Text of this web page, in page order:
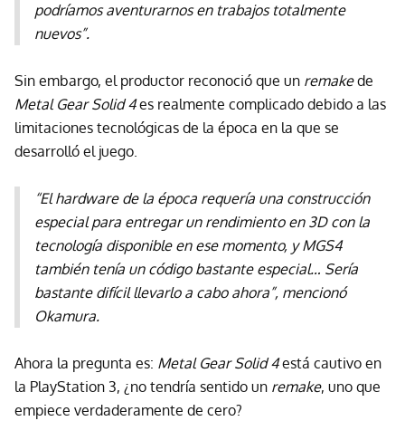
podríamos aventurarnos en trabajos totalmente
nuevos”.
Sin embargo, el productor reconoció que un remakede
Metal Gear Solid 4es realmente complicado debido a las
limitaciones tecnológicas de la época en la que se
desarrolló el juego.
“El hardware de la época requería una construcción
especial para entregar un rendimiento en 3D con la
tecnología disponible en ese momento, yMGS4
también tenía un código bastante especial… Sería
bastante difícil llevarlo a cabo ahora”, mencionó
Okamura.
Ahora la pregunta es: Metal Gear Solid 4está cautivo en
la PlayStation 3, ¿no tendría sentido un remake, uno que
empiece verdaderamente de cero?